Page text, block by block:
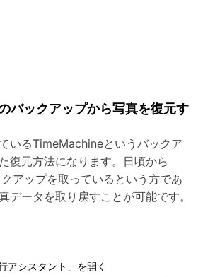
ックアップから写真を復元す
いるTimeMachineというバックア
復元方法になります。日頃から
アップを取っているという方であ
データを取り戻すことが可能です。
アシスタント」を開く